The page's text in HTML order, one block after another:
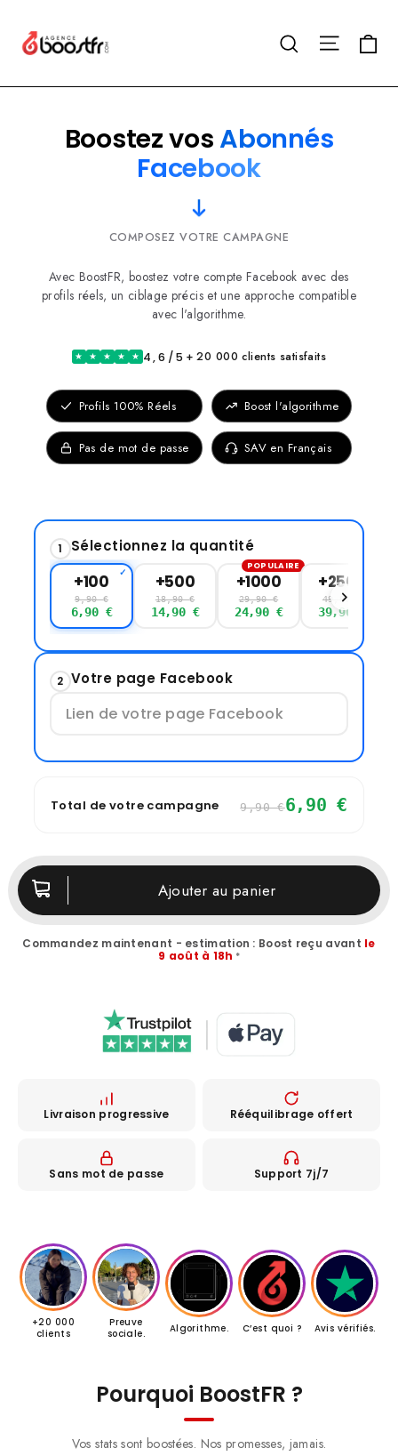
contenu
Rechercher
Boostez vos Abonnés
Facebook
COMPOSEZ VOTRE CAMPAGNE
Avec BoostFR, boostez votre compte Facebook avec des
profils réels, un ciblage précis et une approche compatible
avec l'algorithme.
★ ★ ★ ★ ★ 4,6/5 + 20 000 clients satisfaits
Profils 100% Réels Boost l'algorithme
Pas de mot de passe SAV en Français
1 Sélectionnez la quantité
+100
9,90 €
6,90 €
+500
18,90 €
14,90 €
+1000
POPULAIRE
29,90 €
24,90 €
+2500
49,90 €
39,90 €
2 Votre page Facebook
Total de votre campagne 9,90 €6,90 €
Ajouter au panier
Commandez maintenant - estimation : Boost reçu avant le
9 août à 18h *
Livraison progressive Rééquilibrage offert
Sans mot de passe Support 7j/7
+20 000
clients
Preuve
sociale.
Algorithme. C’est quoi ? Avis vérifiés.
Pourquoi BoostFR ?
Vos stats sont boostées. Nos promesses, jamais.